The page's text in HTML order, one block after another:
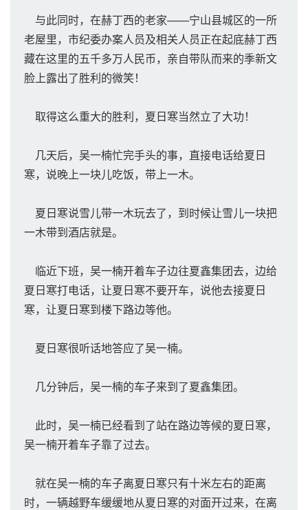
与此同时，在赫丁西的老家——宁山县城区的一所
老屋里，市纪委办案人员及相关人员正在起底赫丁西
藏在这里的五千多万人民币，亲自带队而来的季新文
脸上露出了胜利的微笑！
取得这么重大的胜利，夏日寒当然立了大功！
几天后，吴一楠忙完手头的事，直接电话给夏日
寒，说晚上一块儿吃饭，带上一木。
夏日寒说雪儿带一木玩去了，到时候让雪儿一块把
一木带到酒店就是。
临近下班，吴一楠开着车子边往夏鑫集团去，边给
夏日寒打电话，让夏日寒不要开车，说他去接夏日
寒，让夏日寒到楼下路边等他。
夏日寒很听话地答应了吴一楠。
几分钟后，吴一楠的车子来到了夏鑫集团。
此时，吴一楠已经看到了站在路边等候的夏日寒，
吴一楠开着车子靠了过去。
就在吴一楠的车子离夏日寒只有十米左右的距离
时，一辆越野车缓缓地从夏日寒的对面开过来，在离